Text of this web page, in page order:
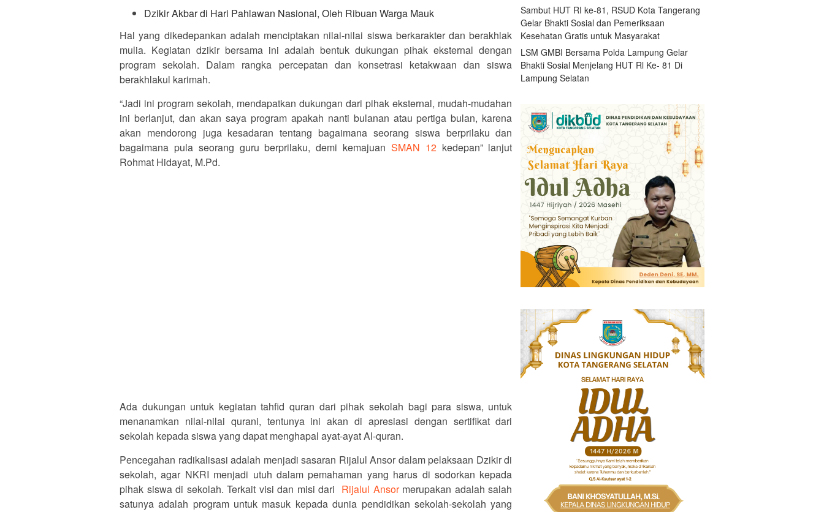
Dzikir Akbar di Hari Pahlawan Nasional, Oleh Ribuan Warga Mauk
Hal yang dikedepankan adalah menciptakan nilai-nilai siswa berkarakter dan berakhlak
mulia. Kegiatan dzikir bersama ini adalah bentuk dukungan pihak eksternal dengan
program sekolah. Dalam rangka percepatan dan konsetrasi ketakwaan dan siswa
berakhlakul karimah.
“Jadi ini program sekolah, mendapatkan dukungan dari pihak eksternal, mudah-mudahan
ini berlanjut, dan akan saya program apakah nanti bulanan atau pertiga bulan, karena
akan mendorong juga kesadaran tentang bagaimana seorang siswa berprilaku dan
bagaimana pula seorang guru berprilaku, demi kemajuan SMAN 12kedepan” lanjut
Rohmat Hidayat, M.Pd.
Ada dukungan untuk kegiatan tahfid quran dari pihak sekolah bagi para siswa, untuk
menanamkan nilai-nilai qurani, tentunya ini akan di apresiasi dengan sertifikat dari
sekolah kepada siswa yang dapat menghapal ayat-ayat Al-quran.
Pencegahan radikalisasi adalah menjadi sasaran Rijalul Ansor dalam pelaksaan Dzikir di
sekolah, agar NKRI menjadi utuh dalam pemahaman yang harus di sodorkan kepada
pihak siswa di sekolah. Terkait visi dan misi dari Rijalul Ansormerupakan adalah salah
satunya adalah program untuk masuk kepada dunia pendidikan sekolah-sekolah yang
Sambut HUT RI ke-81, RSUD Kota Tangerang
Gelar Bhakti Sosial dan Pemeriksaan
Kesehatan Gratis untuk Masyarakat
LSM GMBI Bersama Polda Lampung Gelar
Bhakti Sosial Menjelang HUT Rl Ke- 81 Di
Lampung Selatan